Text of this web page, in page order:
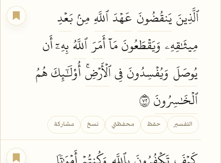
ٱلَّذِينَ يَنقُضُونَ عَهۡدَٱللَّهِ مِنۢبَعۡدِ
مِيثَٰقِهِۦ وَيَقۡطَعُونَمَآأَمَرَٱللَّهُبِهِۦٓ أَن
يُوصَلَ وَيُفۡسِدُونَفِيٱلۡأَرۡضِۚأُوْلَٰٓئِكَ هُمُ
ٱلۡخَٰسِرُونَ
التفسير حفظ محفظتي نسخ مشاركة